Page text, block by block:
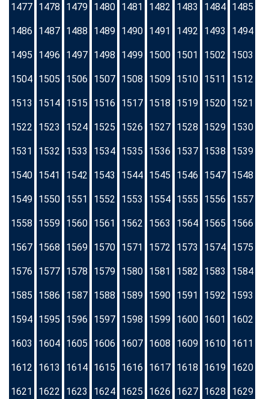
1477 1478 1479 1480 1481 1482 1483 1484 1485
1486 1487 1488 1489 1490 1491 1492 1493 1494
1495 1496 1497 1498 1499 1500 1501 1502 1503
1504 1505 1506 1507 1508 1509 1510 1511 1512
1513 1514 1515 1516 1517 1518 1519 1520 1521
1522 1523 1524 1525 1526 1527 1528 1529 1530
1531 1532 1533 1534 1535 1536 1537 1538 1539
1540 1541 1542 1543 1544 1545 1546 1547 1548
1549 1550 1551 1552 1553 1554 1555 1556 1557
1558 1559 1560 1561 1562 1563 1564 1565 1566
1567 1568 1569 1570 1571 1572 1573 1574 1575
1576 1577 1578 1579 1580 1581 1582 1583 1584
1585 1586 1587 1588 1589 1590 1591 1592 1593
1594 1595 1596 1597 1598 1599 1600 1601 1602
1603 1604 1605 1606 1607 1608 1609 1610 1611
1612 1613 1614 1615 1616 1617 1618 1619 1620
1621 1622 1623 1624 1625 1626 1627 1628 1629